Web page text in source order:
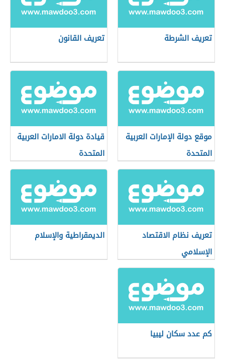
تعريف الشرطة تعريف القانون
موقع دولة الإمارات العربية
المتحدة
قيادة دولة الامارات العربية
المتحدة
تعريف نظام الاقتصاد
الإسلامي
الديمقراطية والإسلام
كم عدد سكان ليبيا